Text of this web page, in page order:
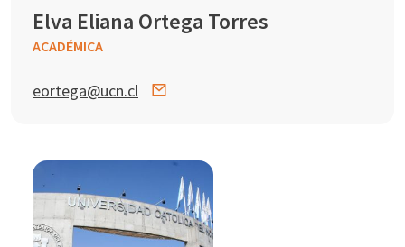
Elva Eliana Ortega Torres
ACADÉMICA
eortega@ucn.cl